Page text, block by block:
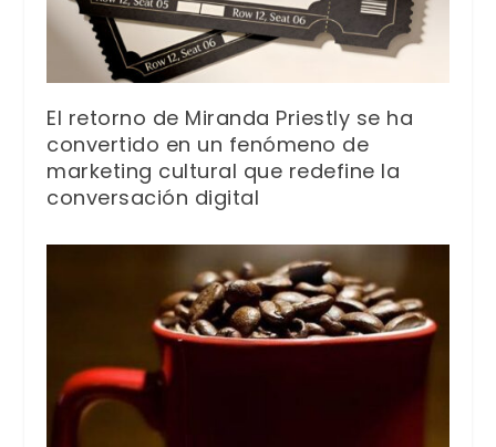
El retorno de Miranda Priestly se ha
convertido en un fenómeno de
marketing cultural que redefine la
conversación digital